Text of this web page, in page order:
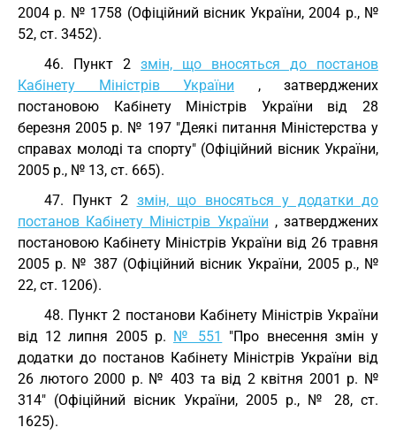
2004 р. № 1758 (Офіційний вісник України, 2004 р., №
52, ст. 3452).
46. Пункт 2 змін, що вносяться до постанов
Кабінету Міністрів України , затверджених
постановою Кабінету Міністрів України від 28
березня 2005 р. № 197 "Деякі питання Міністерства у
справах молоді та спорту" (Офіційний вісник України,
2005 р., № 13, ст. 665).
47. Пункт 2 змін, що вносяться у додатки до
постанов Кабінету Міністрів України , затверджених
постановою Кабінету Міністрів України від 26 травня
2005 р. № 387 (Офіційний вісник України, 2005 р., №
22, ст. 1206).
48. Пункт 2 постанови Кабінету Міністрів України
від 12 липня 2005 р. № 551
"Про внесення змін у
додатки до постанов Кабінету Міністрів України від
26 лютого 2000 р. № 403 та від 2 квітня 2001 р. №
314" (Офіційний вісник України, 2005 р., № 28, ст.
1625).